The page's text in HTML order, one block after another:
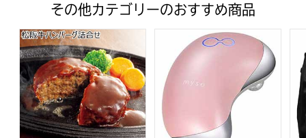
その他カテゴリーのおすすめ商品
松阪牛ハンバーグ詰合せ【夏の贈りもの・お中元】
ミーゼ ウェーブスパ ピンク